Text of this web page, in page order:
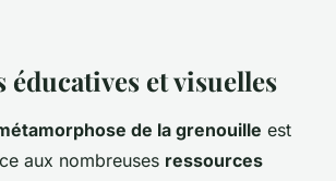
éducatives et visuelles
de la grenouille est
aux nombreuses ressources